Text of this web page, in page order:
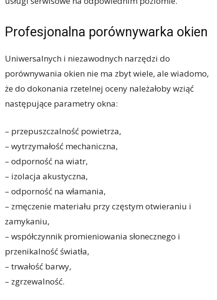
Profesjonalna porównywarka okien
Uniwersalnych i niezawodnych narzędzi do
porównywania okien nie ma zbyt wiele, ale wiadomo,
że do dokonania rzetelnej oceny należałoby wziąć
następujące parametry okna:
– przepuszczalność powietrza,
– wytrzymałość mechaniczna,
– odporność na wiatr,
– izolacja akustyczna,
– odporność na włamania,
– zmęczenie materiału przy częstym otwieraniu i
zamykaniu,
– współczynnik promieniowania słonecznego i
przenikalność światła,
– trwałość barwy,
– zgrzewalność.